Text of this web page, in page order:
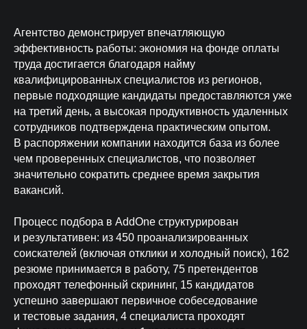
Агентство демонстрирует впечатляющую
эффективность работы: экономия на фонде оплаты
труда достигается благодаря найму
квалифицированных специалистов из регионов,
первые подходящие кандидаты предоставляются уже
на третий день, а высокая продуктивность удаленных
сотрудников подтверждена практическим опытом.
В распоряжении компании находится база из более
чем проверенных специалистов, что позволяет
значительно сократить среднее время закрытия
вакансий.
Процесс подбора в AddOne структурирован
и результативен: из 450 проанализированных
соискателей (включая отклики и холодный поиск), 162
резюме принимается в работу, 75 претендентов
проходят телефонный скрининг, 15 кандидатов
успешно завершают первичное собеседование
и тестовые задания, 4 специалиста проходят